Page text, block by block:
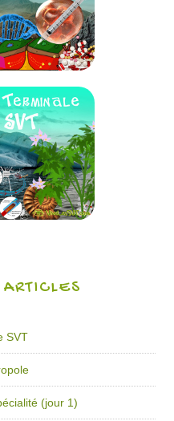
SVT
(jour 1)